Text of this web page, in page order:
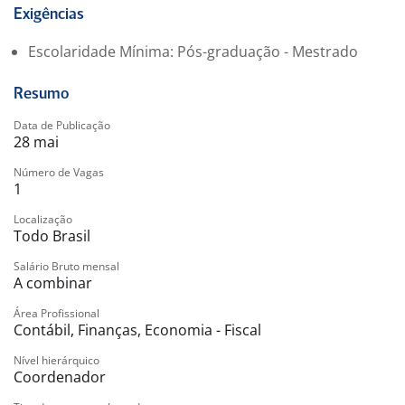
Reforma Tributária;
instituições financeiras;
Gerenciar e desenvolver equipe;
Garantir compliance, confidencialidade das
informações e melhoria contínua dos processos.
Requisitos
?? Formação:
Graduação em Ciências Contábeis, Administração,
Economia ou áreas correlatas;
Pós-graduação ou MBA em Controladoria, Gestão
?? Experiência:
Experiência em gestão de equipe;
Vivência em planejamento tributário, custos e
contabilidade gerencial;
Conhecimento avançado em Reforma Tributária;
Exigências
Escolaridade Mínima: Pós-graduação - Mestrado
Resumo
Data de Publicação
28 mai
Número de Vagas
1
Localização
Todo Brasil
Salário Bruto mensal
A combinar
Área Profissional
Contábil, Finanças, Economia - Fiscal
Nível hierárquico
Coordenador